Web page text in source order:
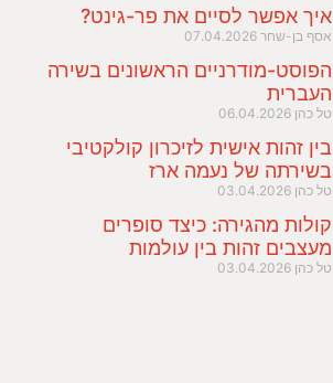
איך אפשר לסיים את פר-גינט?
אסף בן-שחר 07.04.2026
הפוסט-מודרניים הראשונים בשירה
העברית
טל כהן 06.04.2026
בין זהות אישית לזיכרון קולקטיבי
בשירתה של נעמה ארז
טל כהן 03.04.2026
קולות מהגירה: כיצד סופרים
מעצבים זהות בין עולמות
טל כהן 03.04.2026